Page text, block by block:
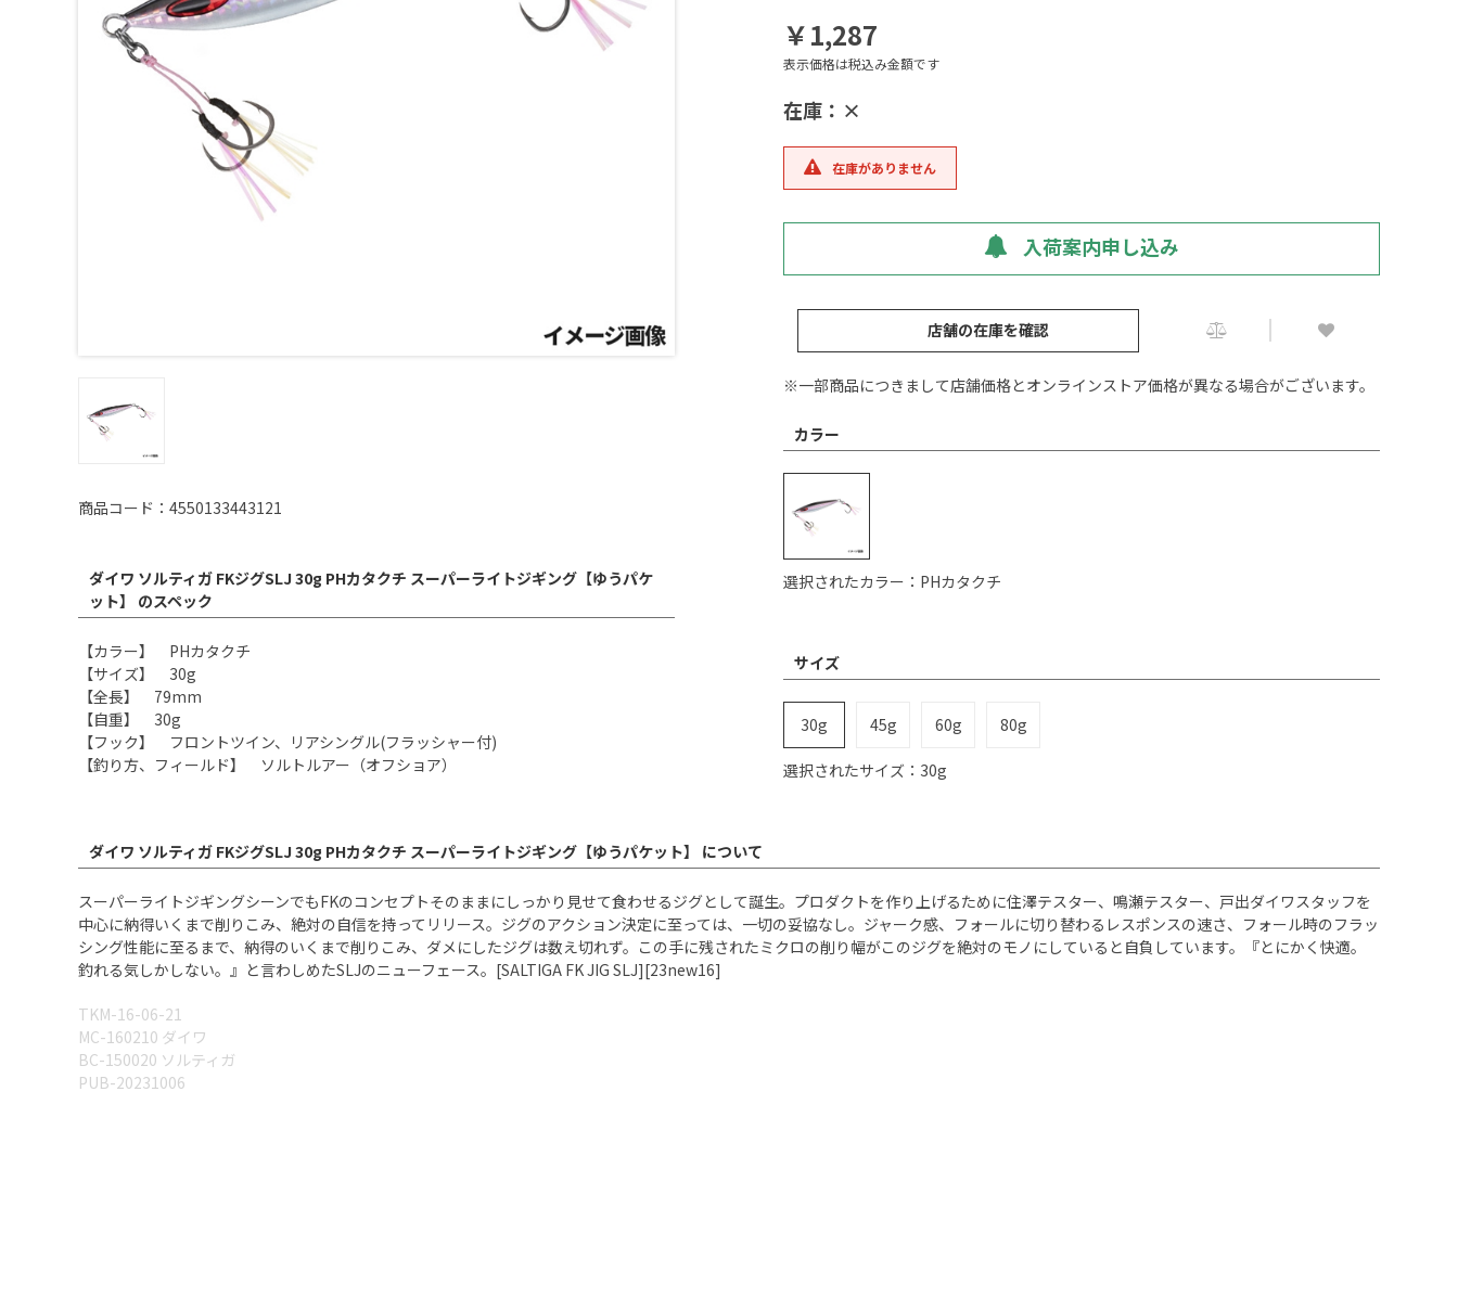
商品コード：4550133443121
ダイワ ソルティガ FKジグSLJ 30g PHカタクチ スーパーライトジギング【ゆうパケ
ット】 のスペック
【カラー】 PHカタクチ
【サイズ】 30g
【全長】 79mm
【自重】 30g
【フック】 フロントツイン、リアシングル(フラッシャー付)
【釣り方、フィールド】 ソルトルアー（オフショア）
￥1,287
表示価格は税込み金額です
在庫：×
在庫がありません
入荷案内申し込み
店舗の在庫を確認
※一部商品につきまして店舗価格とオンラインストア価格が異なる場合がございます。
カラー
選択されたカラー：PHカタクチ
サイズ
30g 45g 60g 80g
選択されたサイズ：30g
ダイワ ソルティガ FKジグSLJ 30g PHカタクチ スーパーライトジギング【ゆうパケット】 について
スーパーライトジギングシーンでもFKのコンセプトそのままにしっかり見せて食わせるジグとして誕生。プロダクトを作り上げるために住澤テスター、鳴瀬テスター、戸出ダイワスタッフを
中心に納得いくまで削りこみ、絶対の自信を持ってリリース。ジグのアクション決定に至っては、一切の妥協なし。ジャーク感、フォールに切り替わるレスポンスの速さ、フォール時のフラッ
シング性能に至るまで、納得のいくまで削りこみ、ダメにしたジグは数え切れず。この手に残されたミクロの削り幅がこのジグを絶対のモノにしていると自負しています。『とにかく快適。
釣れる気しかしない。』と言わしめたSLJのニューフェース。[SALTIGA FK JIG SLJ][23new16]
TKM-16-06-21
MC-160210 ダイワ
BC-150020 ソルティガ
PUB-20231006